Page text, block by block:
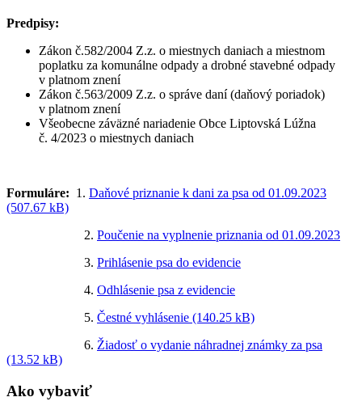
Predpisy:
Zákon č.582/2004 Z.z. o miestnych daniach a miestnom
poplatku za komunálne odpady a drobné stavebné odpady
v platnom znení
Zákon č.563/2009 Z.z. o správe daní (daňový poriadok)
v platnom znení
Všeobecne záväzné nariadenie Obce Liptovská Lúžna
č. 4/2023 o miestnych daniach
Formuláre: 1. Daňové priznanie k dani za psa od 01.09.2023
(507.67 kB)
2. Poučenie na vyplnenie priznania od 01.09.2023
3. Prihlásenie psa do evidencie
4. Odhlásenie psa z evidencie
5. Čestné vyhlásenie (140.25 kB)
6. Žiadosť o vydanie náhradnej známky za psa
(13.52 kB)
Ako vybaviť